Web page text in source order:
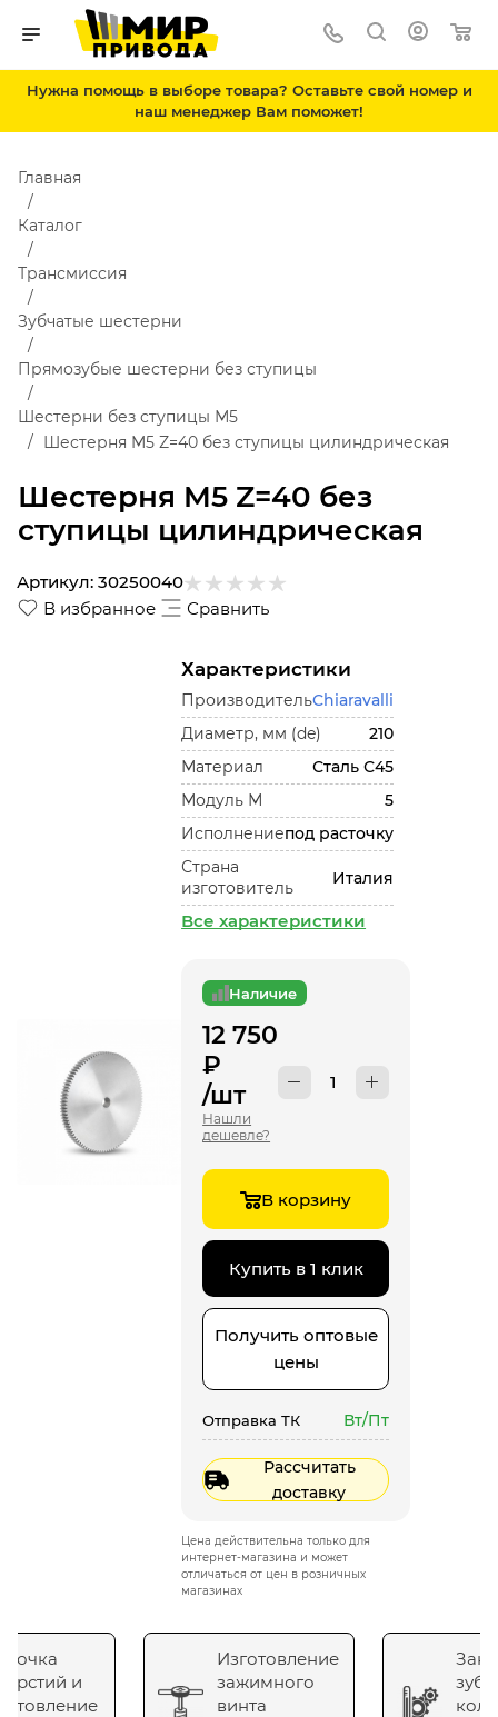
Нужна помощь в выборе товара? Оставьте свой номер и
наш менеджер Вам поможет!
Шестерня M5 Z=40 без
ступицы цилиндрическая
Главная
Каталог
Трансмиссия
Зубчатые шестерни
Прямозубые шестерни без ступицы
Шестерни без ступицы М5
Шестерня M5 Z=40 без ступицы цилиндрическая
В избранное Сравнить
Артикул: 30250040
Характеристики
ПроизводительChiaravalli
Диаметр, мм (de)
210
Материал
Сталь С45
Модуль М
5
Исполнениепод расточку
Страна
изготовитель
Италия
Все характеристики
Наличие
12 750
₽
/шт
Нашли
дешевле?
В корзину
Купить в 1 клик
Получить оптовые
цены
Отправка ТК Вт/Пт
Рассчитать
доставку
Цена действительна только для
интернет-магазина и может
отличаться от цен в розничных
магазинах
и
Изготовление
зажимного
винта